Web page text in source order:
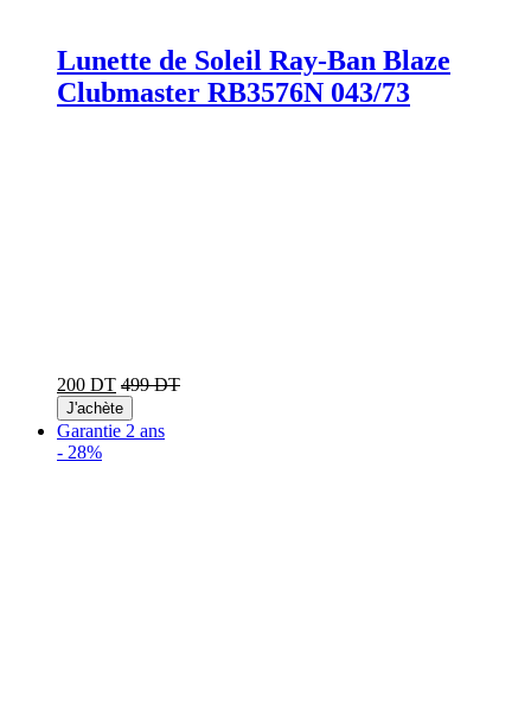
Lunette de Soleil Ray-Ban Blaze
Clubmaster RB3576N 043/73
200 DT 499 DT
J'achète
Garantie 2 ans
- 28%